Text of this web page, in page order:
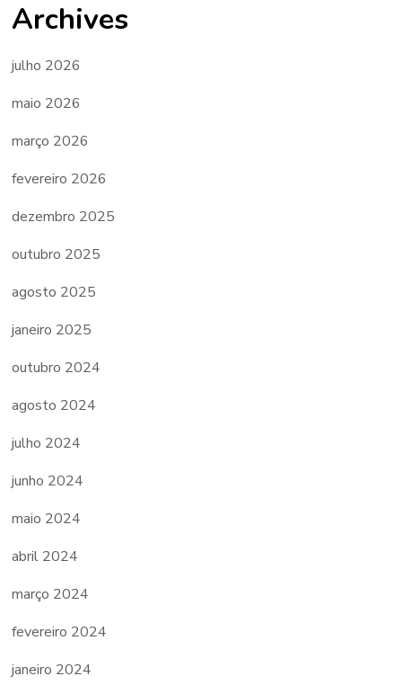
Archives
julho 2026
maio 2026
março 2026
fevereiro 2026
dezembro 2025
outubro 2025
agosto 2025
janeiro 2025
outubro 2024
agosto 2024
julho 2024
junho 2024
maio 2024
abril 2024
março 2024
fevereiro 2024
janeiro 2024